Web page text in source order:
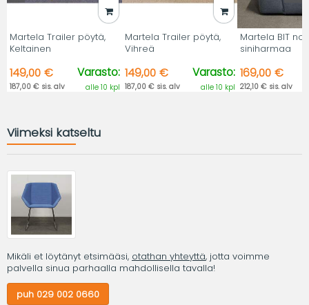
Martela Trailer pöytä,
Keltainen
149,00 €
187,00 € sis. alv
Varasto:
alle 10 kpl
Martela Trailer pöytä,
Vihreä
149,00 €
187,00 € sis. alv
Varasto:
alle 10 kpl
Martela BIT
siniharmaa
169,00 €
212,10 € sis. alv
Viimeksi katseltu
Mikäli et löytänyt etsimääsi, otathan yhteyttä, jotta voimme
palvella sinua parhaalla mahdollisella tavalla!
puh 029 002 0660